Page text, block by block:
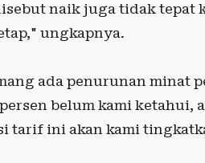
naik juga tidak tepat
ungkapnya.
ada penurunan minat
belum kami ketahui,
tarif ini akan kami